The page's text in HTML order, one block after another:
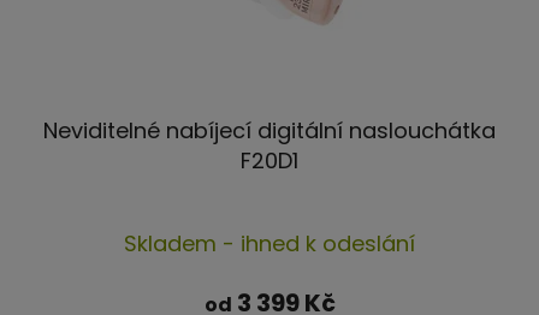
Neviditelné nabíjecí digitální naslouchátka
F20D1
hodnocení
produktu
Skladem - ihned k odeslání
od 3 399 Kč